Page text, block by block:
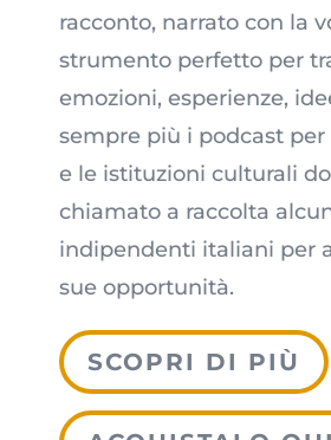
racconto, narrato con la
strumento perfetto per
emozioni, esperienze,
sempre più i podcast
e le istituzioni culturali
chiamato a raccolta
indipendenti italiani per
sue opportunità.
SCOPRI DI PIÙ